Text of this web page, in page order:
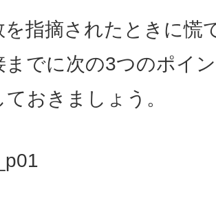
を指摘されたときに慌
までに次の3つのポイ
ておきましょう。